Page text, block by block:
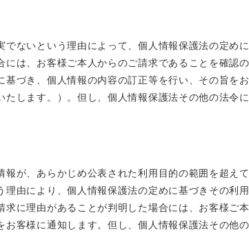
でないという理由によって、個人情報保護法の定め
には、お客様ご本人からのご請求であることを確認
づき、個人情報の内容の訂正等を行い、その旨を
たします。）。但し、個人情報保護法その他の法令
が、あらかじめ公表された利用目的の範囲を超え
由により、個人情報保護法の定めに基づきその利
に理由があることが判明した場合には、お客様ご
客様に通知します。但し、個人情報保護法その他